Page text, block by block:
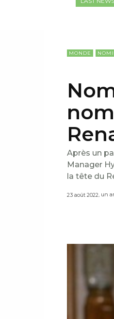
U
I
MONDE
Après un
Manager
la tête du
23 août 2022, un